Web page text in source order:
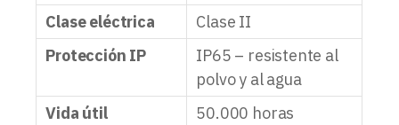
Clase eléctrica
Clase II
Protección IP
IP65 – resistente al
polvo y al agua
Vida útil
50.000 horas